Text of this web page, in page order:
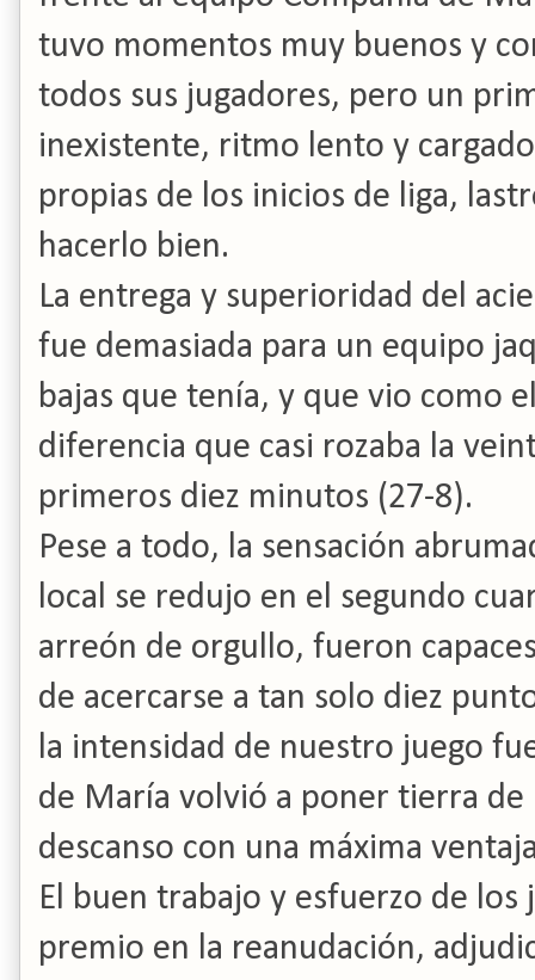
tuvo momentos muy buenos y
todos sus jugadores, pero un
inexistente, ritmo lento y
propias de los inicios de liga,
hacerlo bien.
La entrega y superioridad del
fue demasiada para un equipo
bajas que tenía, y que vio como
diferencia que casi rozaba la
primeros diez minutos (27-8).
Pese a todo, la sensación
local se redujo en el segundo
arreón de orgullo, fueron
de acercarse a tan solo diez
la intensidad de nuestro juego
de María volvió a poner tierra
descanso con una máxima
El buen trabajo y esfuerzo de los
premio en la reanudación,